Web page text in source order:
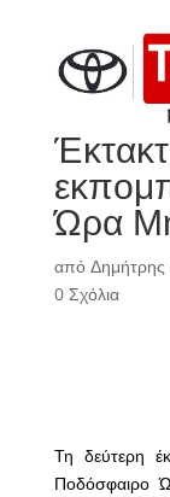
Ώρα
από
0 Σχόλια
Τη δεύτερη
Ποδόσφαιρο